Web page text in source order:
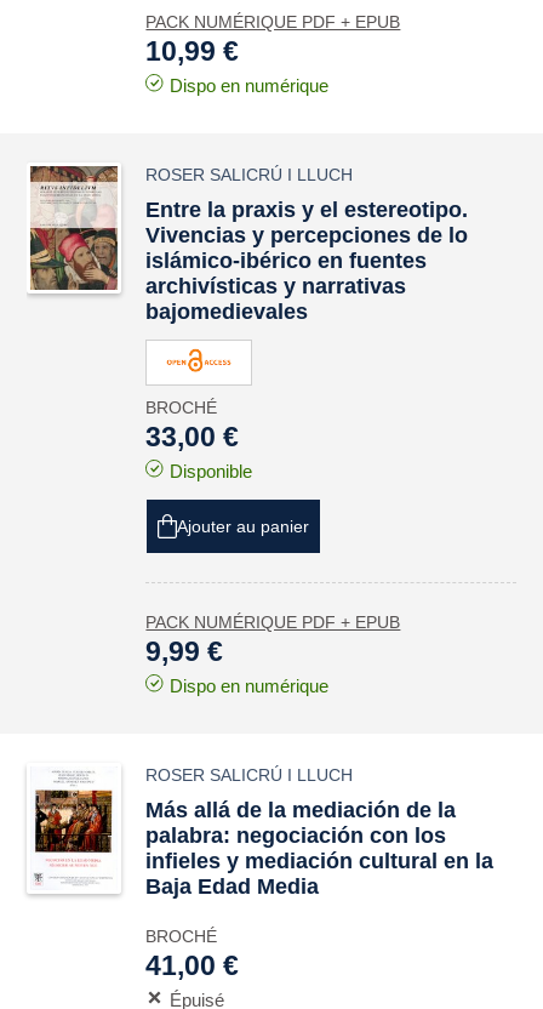
PACK NUMÉRIQUE PDF + EPUB
10,99 €
Dispo en numérique
ROSER SALICRÚ I LLUCH
Entre la praxis y el estereotipo.
Vivencias y percepciones de lo
islámico-ibérico en fuentes
archivísticas y narrativas
bajomedievales
BROCHÉ
33,00 €
Disponible
Ajouter au panier
PACK NUMÉRIQUE PDF + EPUB
9,99 €
Dispo en numérique
ROSER SALICRÚ I LLUCH
Más allá de la mediación de la
palabra: negociación con los
infieles y mediación cultural en la
Baja Edad Media
BROCHÉ
41,00 €
Épuisé